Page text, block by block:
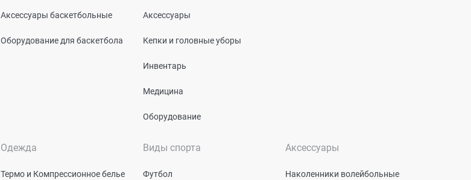
Аксессуары баскетбольные
Оборудование для баскетбола
Аксессуары
Кепки и головные уборы
Инвентарь
Медицина
Оборудование
Одежда
Термо и Компрессионное белье
Виды спорта
Футбол
Аксессуары
Наколенники волейбольные